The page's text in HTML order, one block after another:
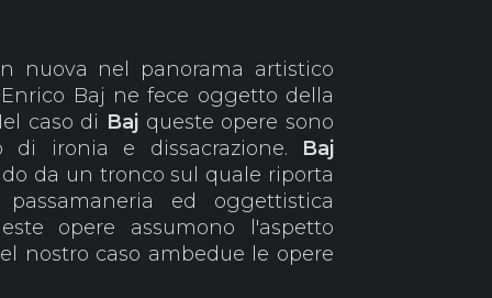
nuova nel panorama artistico
Baj ne fece oggetto della
caso di Baj queste opere sono
di ironia e dissacrazione. Baj
da un tronco sul quale riporta
ed oggettistica
opere assumono l'aspetto
nostro caso ambedue le opere